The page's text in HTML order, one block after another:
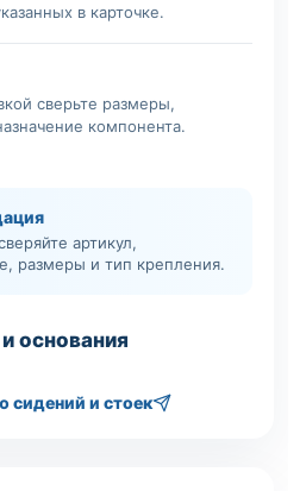
в карточке.
сверьте размеры,
компонента.
артикул,
размеры и тип крепления.
основания
сидений и стоек